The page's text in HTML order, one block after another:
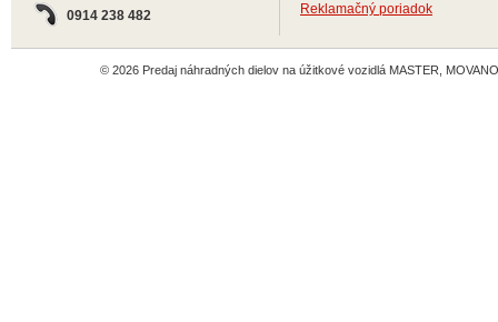
0914 238 482
Reklamačný poriadok
© 2026 Predaj náhradných dielov na úžitkové vozidlá MASTER,